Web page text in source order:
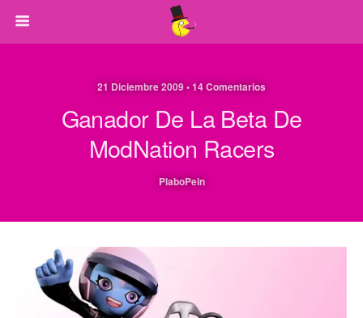
21 Diciembre 2009 • 14 Comentarios
Ganador De La Beta De
ModNation Racers
PlaboPein